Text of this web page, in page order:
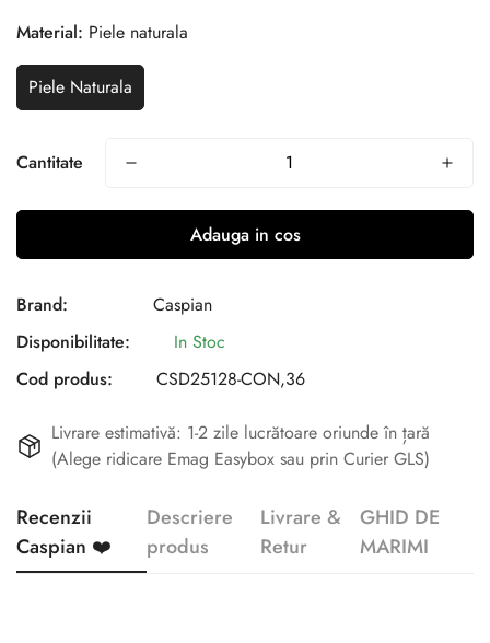
Material: Piele naturala
Piele Naturala
Cantitate
Adauga in cos
Brand:
Caspian
Disponibilitate:
In Stoc
Cod produs:
CSD25128-CON,36
Livrare estimativă: 1-2 zile lucrătoare oriunde în țară
(Alege ridicare Emag Easybox sau prin Curier GLS)
Recenzii
Caspian ❤️
Descriere
produs
Livrare &
Retur
GHID DE
MARIMI